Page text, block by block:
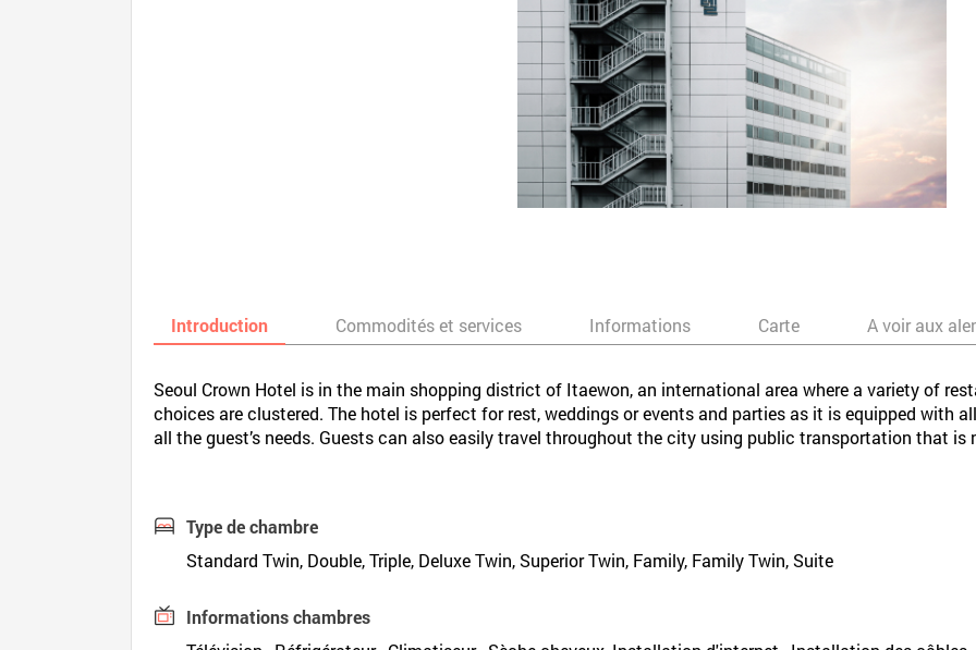
Introduction Commodités et services Informations Carte A voir aux
Seoul Crown Hotel is in the main shopping district of Itaewon, an international area where a variety of
choices are clustered. The hotel is perfect for rest, weddings or events and parties as it is equipped with
all the guest’s needs. Guests can also easily travel throughout the city using public transportation that is
Type de chambre
Standard Twin, Double, Triple, Deluxe Twin, Superior Twin, Family, Family Twin, Suite
Informations chambres